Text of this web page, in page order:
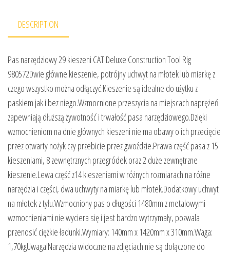
DESCRIPTION
Pas narzędziowy 29 kieszeni CAT Deluxe Construction Tool Rig
980572Dwie główne kieszenie, potrójny uchwyt na młotek lub miarkę z
czego wszystko można odłączyć.Kieszenie są idealne do użytku z
paskiem jak i bez niego.Wzmocnione przeszycia na miejscach naprężeń
zapewniają dłuższą żywotność i trwałość pasa narzędziowego.Dzięki
wzmocnieniom na dnie głównych kieszeni nie ma obawy o ich przecięcie
przez otwarty nożyk czy przebicie przez gwoździe.Prawa część pasa z 15
kieszeniami, 8 zewnętrznych przegródek oraz 2 duże zewnętrzne
kieszenie.Lewa część z14 kieszeniami w różnych rozmiarach na różne
narzędzia i części, dwa uchwyty na miarkę lub młotek.Dodatkowy uchwyt
na młotek z tyłu.Wzmocniony pas o długości 1480mm z metalowymi
wzmocnieniami nie wyciera się i jest bardzo wytrzymały, pozwala
przenosić ciężkie ładunki.Wymiary: 140mm x 1420mm x 310mm.Waga:
1,70kgUwaga!Narzędzia widoczne na zdjęciach nie są dołączone do